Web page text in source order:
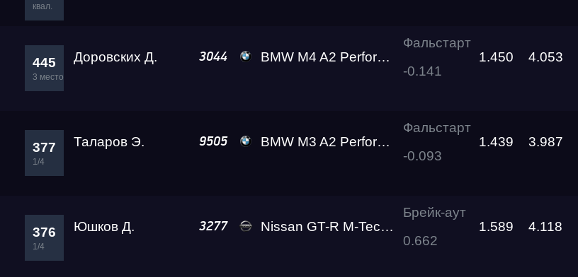
квал.
445
3 место
Доровских Д. 3044 BMW M4 A2 Performance
Фальстарт
-0.141
1.450 4.053
377
1/4
Таларов Э. 9505 BMW M3 A2 Performance
Фальстарт
-0.093
1.439 3.987
376
1/4
Юшков Д. 3277 Nissan GT-R М-Technology
Брейк-аут
0.662
1.589 4.118